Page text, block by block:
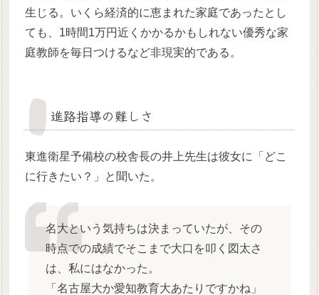
生じる。いくら経済的に恵まれた家庭であったとし
ても、1時間1万円近くかかるかもしれない優秀な家
庭教師を毎日つけるなど非現実的である。
進路指導の難しさ
東進衛星予備校の校舎長の井上先生は彼女に「どこ
に行きたい？」と聞いた。
名大という気持ちは決まっていたが、その
時点での成績でそこまで大口を叩く図太さ
は、私にはなかった。
「名古屋大か愛知教育大あたりですかね」